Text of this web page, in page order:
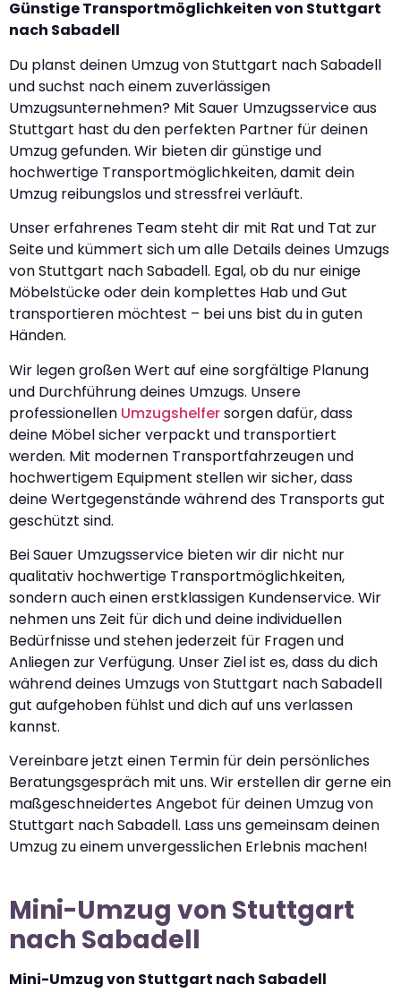
Günstige Transportmöglichkeiten von Stuttgart
nach Sabadell
Du planst deinen Umzug von Stuttgart nach Sabadell
und suchst nach einem zuverlässigen
Umzugsunternehmen? Mit Sauer Umzugsservice aus
Stuttgart hast du den perfekten Partner für deinen
Umzug gefunden. Wir bieten dir günstige und
hochwertige Transportmöglichkeiten, damit dein
Umzug reibungslos und stressfrei verläuft.
Unser erfahrenes Team steht dir mit Rat und Tat zur
Seite und kümmert sich um alle Details deines Umzugs
von Stuttgart nach Sabadell. Egal, ob du nur einige
Möbelstücke oder dein komplettes Hab und Gut
transportieren möchtest – bei uns bist du in guten
Händen.
Wir legen großen Wert auf eine sorgfältige Planung
und Durchführung deines Umzugs. Unsere
professionellen Umzugshelfersorgen dafür, dass
deine Möbel sicher verpackt und transportiert
werden. Mit modernen Transportfahrzeugen und
hochwertigem Equipment stellen wir sicher, dass
deine Wertgegenstände während des Transports gut
geschützt sind.
Bei Sauer Umzugsservice bieten wir dir nicht nur
qualitativ hochwertige Transportmöglichkeiten,
sondern auch einen erstklassigen Kundenservice. Wir
nehmen uns Zeit für dich und deine individuellen
Bedürfnisse und stehen jederzeit für Fragen und
Anliegen zur Verfügung. Unser Ziel ist es, dass du dich
während deines Umzugs von Stuttgart nach Sabadell
gut aufgehoben fühlst und dich auf uns verlassen
kannst.
Vereinbare jetzt einen Termin für dein persönliches
Beratungsgespräch mit uns. Wir erstellen dir gerne ein
maßgeschneidertes Angebot für deinen Umzug von
Stuttgart nach Sabadell. Lass uns gemeinsam deinen
Umzug zu einem unvergesslichen Erlebnis machen!
Mini-Umzug von Stuttgart
nach Sabadell
Mini-Umzug von Stuttgart nach Sabadell